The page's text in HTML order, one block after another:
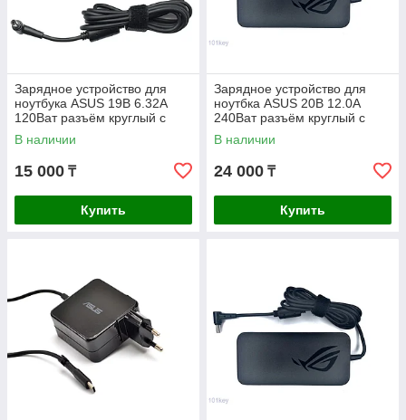
Зарядное устройство для
ноутбука ASUS 19В 6.32A
120Ват разъём круглый с
иглой 4.5*3.0мм ORIGINAL
В наличии
15 000 ₸
Купить
Зарядное устройство для
ноутбка ASUS 20В 12.0A
240Ват разъём круглый с
иглой 6.0*3.7мм ORIGINAL
В наличии
24 000 ₸
Купить